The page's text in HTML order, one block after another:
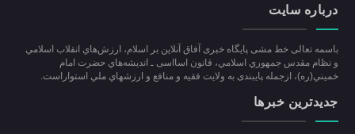
درباره سایت
باسمه تعالی خط مشی پایگاه خبری آفاق آنلاین بر اسلام، ارزش‌هاي انقلاب اسلامي
و نظام مقدس جمهوري اسلامي، قانون اسااسی ـ انديشه‌هاي حضرت امام
خميني(ره)، ازجمله پایبندی به ولايت فقيه و منافع و ارزشهاي ملي استواراست.
جدیدترین خبرها